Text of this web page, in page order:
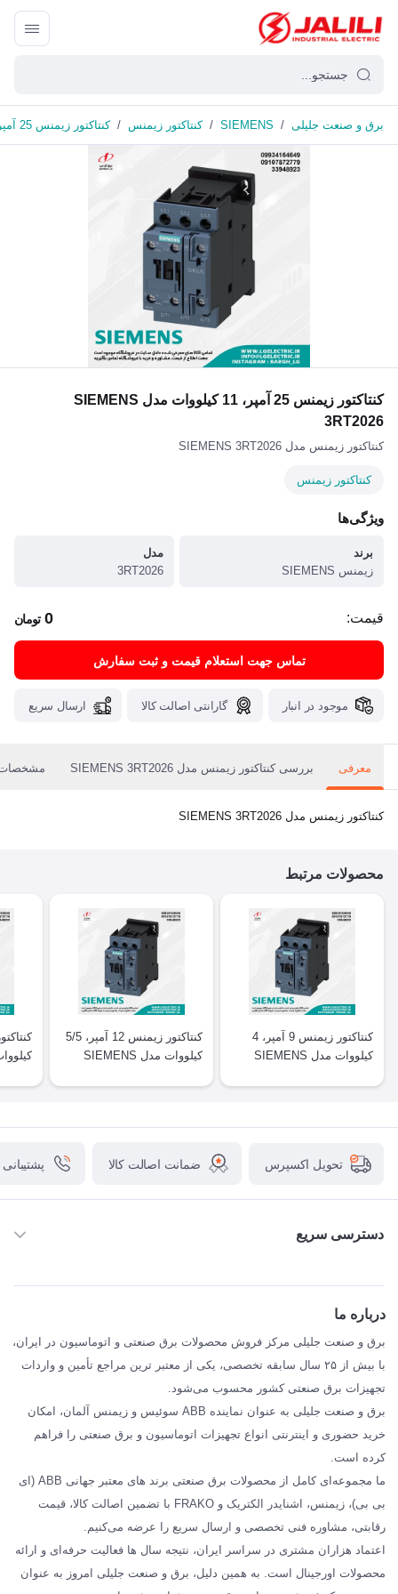
برق و صنعت جلیلی /
SIEMENS
/ کنتاکتور زیمنس / کنتاکتور زیمنس 25 آمپر، 11 کیلووات مدل SIEMENS 3RT2026
کنتاکتور زیمنس 25 آمپر، 11 کیلووات مدل SIEMENS
3RT2026
کنتاکتور زیمنس مدل SIEMENS 3RT2026
کنتاکتور زیمنس
ویژگی‌ها
برند
زیمنس SIEMENS
مدل
3RT2026
قیمت: 0 تومان
تماس جهت استعلام قیمت و ثبت سفارش
موجود در انبار گارانتی اصالت کالا ارسال سریع
معرفی بررسی کنتاکتور زیمنس مدل SIEMENS 3RT2026
کنتاکتور زیمنس مدل SIEMENS 3RT2026
محصولات مرتبط
کنتاکتور زیمنس 9 آمپر، 4
کیلووات مدل SIEMENS
کنتاکتور زیمنس 12 آمپر، 5/5
کیلووات مدل SIEMENS
تحویل اکسپرس ضمانت اصالت کالا
دسترسی سریع
SCHNEIDER
فراکو FRAKO
مقالات تخصصی برق صنعتی
درباره ما
برق و صنعت جلیلی مرکز فروش محصولات برق صنعتی و اتوماسیون در ایران،
با بیش از ۲۵ سال سابقه تخصصی، یکی از معتبر ترین مراجع تأمین و واردات
تجهیزات برق صنعتی کشور محسوب می‌شود.
برق و صنعت جلیلی به عنوان نماینده ABB سوئیس و زیمنس آلمان، امکان
خرید حضوری و اینترنتی انواع تجهیزات اتوماسیون و برق صنعتی را فراهم
کرده است.
ما مجموعه‌ای کامل از محصولات برق صنعتی برند های معتبر جهانی ABB (ای
بی بی)، زیمنس، اشنایدر الکتریک و FRAKO با تضمین اصالت کالا، قیمت
رقابتی، مشاوره فنی تخصصی و ارسال سریع را عرضه می‌کنیم.
اعتماد هزاران مشتری در سراسر ایران، نتیجه سال ها فعالیت حرفه‌ای و ارائه
محصولات اورجینال است. به همین دلیل، برق و صنعت جلیلی امروز به عنوان